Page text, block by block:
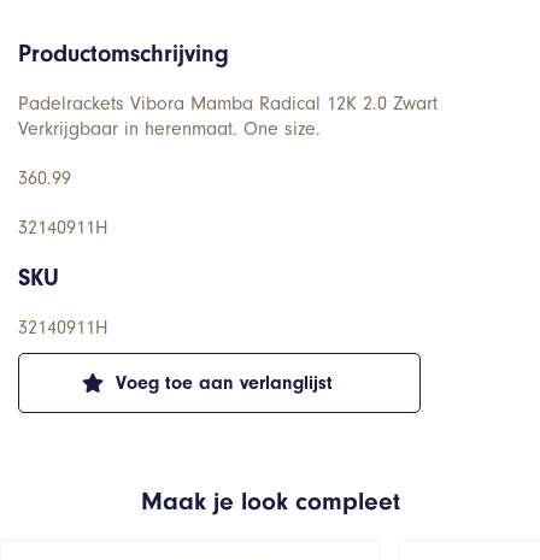
Voeg toe aan verlanglijst
Productomschrijving
Padelrackets Vibora Mamba Radical 12K 2.0 Zwart
Verkrijgbaar in herenmaat. One size.
360.99
32140911H
SKU
32140911H
Maak je look compleet